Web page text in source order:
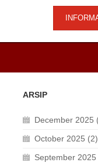
ARSIP
December 2025
October 2025 (2)
September 2025